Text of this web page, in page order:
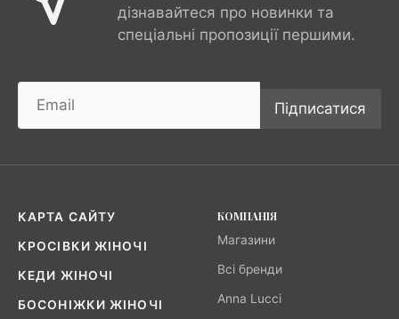
дізнавайтеся про новинки та
спеціальні пропозиції першими.
Підписатися
КАРТА САЙТУ
КРОСІВКИ ЖІНОЧІ
КЕДИ ЖІНОЧІ
БОСОНІЖКИ ЖІНОЧІ
КОМПАНІЯ
Магазини
Всі бренди
Anna Lucci